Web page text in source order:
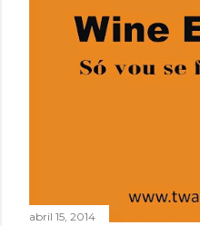
abril 15, 2014